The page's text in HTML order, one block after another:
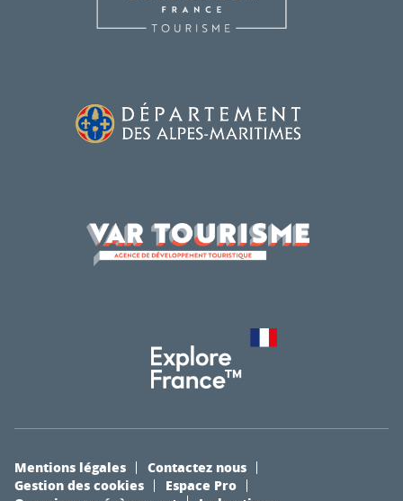
Mentions légales
Contactez nous
Gestion des cookies
Espace Pro